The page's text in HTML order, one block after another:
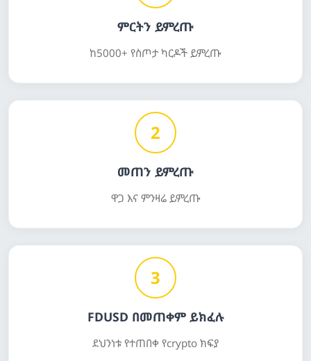
ምርትን ይምረጡ
ከ5000+ የስጦታ ካርዶች ይምረጡ
2
መጠን ይምረጡ
ዋጋ እና ምንዛሬ ይምረጡ
3
FDUSD በመጠቀም ይክፈሉ
ደህንነቱ የተጠበቀ የcrypto ክፍያ